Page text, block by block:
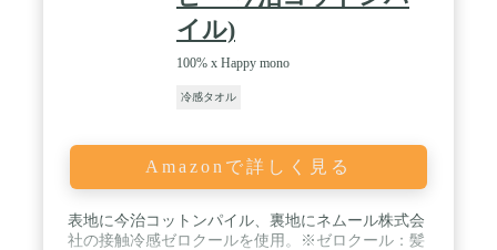
イル)
100% x Happy mono
冷感タオル
Amazonで詳しく見る
表地に今治コットンパイル、裏地にネムール株式会
社の接触冷感ゼロクールを使用。※ゼロクール：髪